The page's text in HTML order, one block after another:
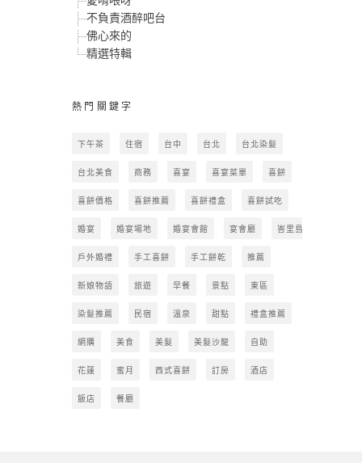
不負責酒醉吧台
佛心來的
精選特輯
熱門關鍵字
下午茶 住宿 台中 台北 台北染髮
台北美食 商務 喜宴 喜宴菜單 喜餅
喜餅價格 喜餅推薦 喜餅禮盒 喜餅試吃
婚宴 婚宴場地 婚宴會館 宴會廳 峇里島
戶外婚禮 手工喜餅 手工餅乾 推薦
新娘物語 旅遊 早餐 景點 東區
染髮推薦 民宿 溫泉 甜點 禮盒推薦
網購 美食 美髮 美髮沙龍 自助
花蓮 蜜月 西式喜餅 訂房 酒店
飯店 餐廳